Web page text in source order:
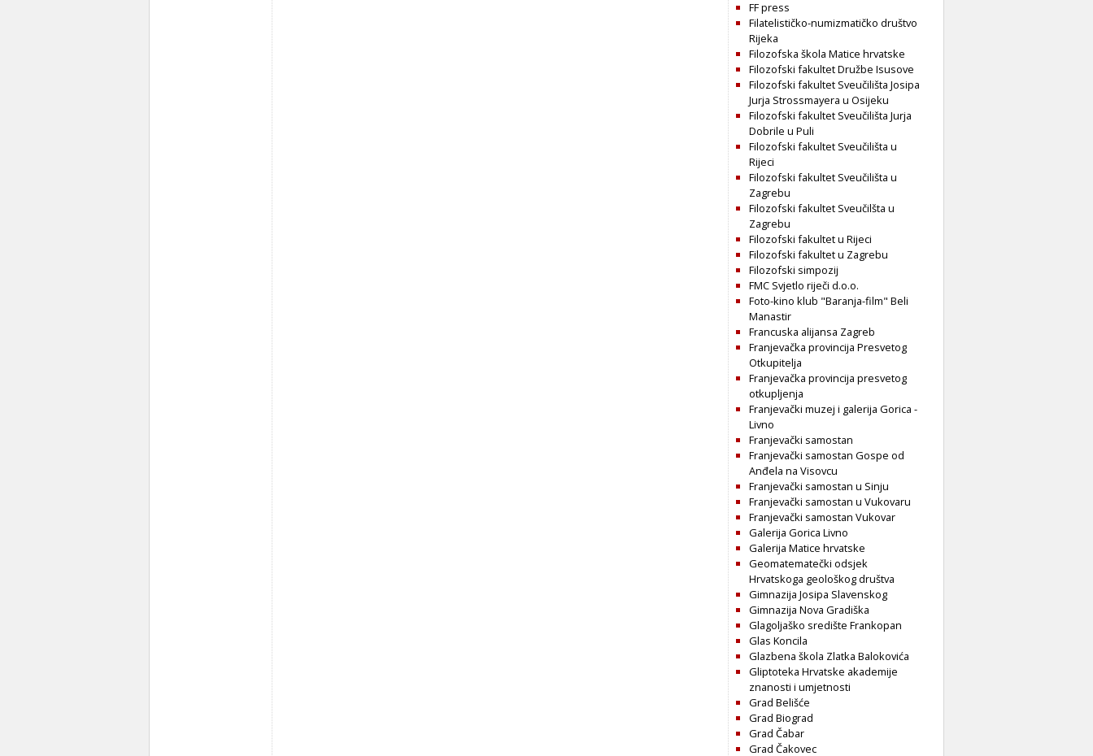
FF press
Filatelističko-numizmatičko društvo
Rijeka
Filozofska škola Matice hrvatske
Filozofski fakultet Družbe Isusove
Filozofski fakultet Sveučilišta Josipa
Jurja Strossmayera u Osijeku
Filozofski fakultet Sveučilišta Jurja
Dobrile u Puli
Filozofski fakultet Sveučilišta u
Rijeci
Filozofski fakultet Sveučilišta u
Zagrebu
Filozofski fakultet Sveučilšta u
Zagrebu
Filozofski fakultet u Rijeci
Filozofski fakultet u Zagrebu
Filozofski simpozij
FMC Svjetlo riječi d.o.o.
Foto-kino klub "Baranja-film" Beli
Manastir
Francuska alijansa Zagreb
Franjevačka provincija Presvetog
Otkupitelja
Franjevačka provincija presvetog
otkupljenja
Franjevački muzej i galerija Gorica -
Livno
Franjevački samostan
Franjevački samostan Gospe od
Anđela na Visovcu
Franjevački samostan u Sinju
Franjevački samostan u Vukovaru
Franjevački samostan Vukovar
Galerija Gorica Livno
Galerija Matice hrvatske
Geomatematečki odsjek
Hrvatskoga geološkog društva
Gimnazija Josipa Slavenskog
Gimnazija Nova Gradiška
Glagoljaško središte Frankopan
Glas Koncila
Glazbena škola Zlatka Balokovića
Gliptoteka Hrvatske akademije
znanosti i umjetnosti
Grad Belišće
Grad Biograd
Grad Čabar
Grad Čakovec